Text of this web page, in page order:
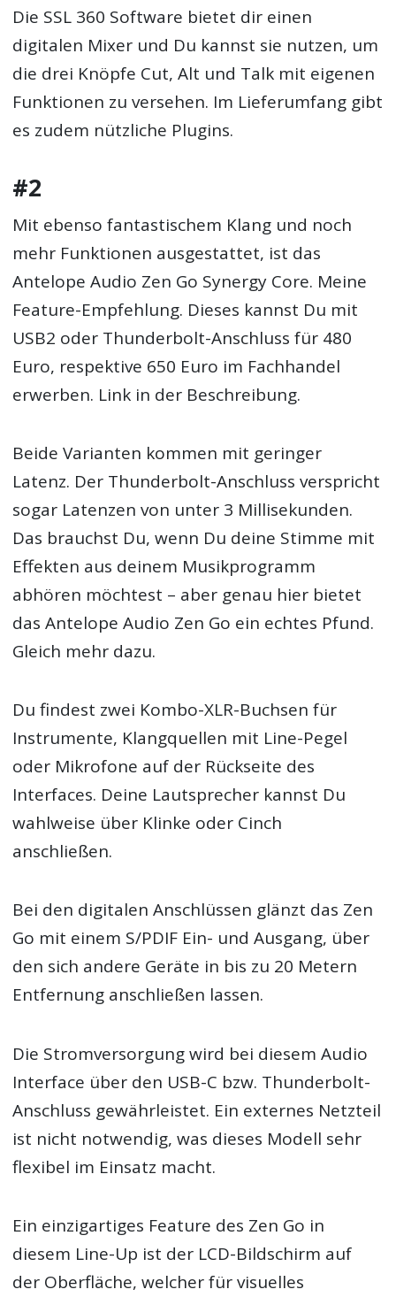
Die SSL 360 Software bietet dir einen
digitalen Mixer und Du kannst sie nutzen, um
die drei Knöpfe Cut, Alt und Talk mit eigenen
Funktionen zu versehen. Im Lieferumfang gibt
es zudem nützliche Plugins.
#2
Mit ebenso fantastischem Klang und noch
mehr Funktionen ausgestattet, ist das
Antelope Audio Zen Go Synergy Core. Meine
Feature-Empfehlung. Dieses kannst Du mit
USB2 oder Thunderbolt-Anschluss für 480
Euro, respektive 650 Euro im Fachhandel
erwerben. Link in der Beschreibung.
Beide Varianten kommen mit geringer
Latenz. Der Thunderbolt-Anschluss verspricht
sogar Latenzen von unter 3 Millisekunden.
Das brauchst Du, wenn Du deine Stimme mit
Effekten aus deinem Musikprogramm
abhören möchtest – aber genau hier bietet
das Antelope Audio Zen Go ein echtes Pfund.
Gleich mehr dazu.
Du findest zwei Kombo-XLR-Buchsen für
Instrumente, Klangquellen mit Line-Pegel
oder Mikrofone auf der Rückseite des
Interfaces. Deine Lautsprecher kannst Du
wahlweise über Klinke oder Cinch
anschließen.
Bei den digitalen Anschlüssen glänzt das Zen
Go mit einem S/PDIF Ein- und Ausgang, über
den sich andere Geräte in bis zu 20 Metern
Entfernung anschließen lassen.
Die Stromversorgung wird bei diesem Audio
Interface über den USB-C bzw. Thunderbolt-
Anschluss gewährleistet. Ein externes Netzteil
ist nicht notwendig, was dieses Modell sehr
flexibel im Einsatz macht.
Ein einzigartiges Feature des Zen Go in
diesem Line-Up ist der LCD-Bildschirm auf
der Oberfläche, welcher für visuelles